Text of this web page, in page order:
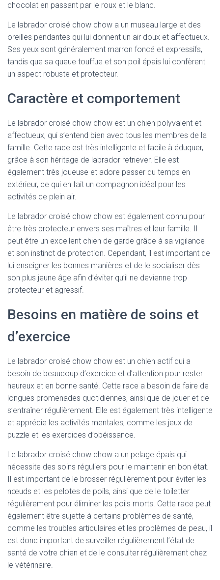
chocolat en passant par le roux et le blanc.
Le labrador croisé chow chow a un museau large et des
oreilles pendantes qui lui donnent un air doux et affectueux.
Ses yeux sont généralement marron foncé et expressifs,
tandis que sa queue touffue et son poil épais lui confèrent
un aspect robuste et protecteur.
Caractère et comportement
Le labrador croisé chow chow est un chien polyvalent et
affectueux, qui s’entend bien avec tous les membres de la
famille. Cette race est très intelligente et facile à éduquer,
grâce à son héritage de labrador retriever. Elle est
également très joueuse et adore passer du temps en
extérieur, ce qui en fait un compagnon idéal pour les
activités de plein air.
Le labrador croisé chow chow est également connu pour
être très protecteur envers ses maîtres et leur famille. Il
peut être un excellent chien de garde grâce à sa vigilance
et son instinct de protection. Cependant, il est important de
lui enseigner les bonnes manières et de le socialiser dès
son plus jeune âge afin d’éviter qu’il ne devienne trop
protecteur et agressif.
Besoins en matière de soins et
d’exercice
Le labrador croisé chow chow est un chien actif qui a
besoin de beaucoup d’exercice et d’attention pour rester
heureux et en bonne santé. Cette race a besoin de faire de
longues promenades quotidiennes, ainsi que de jouer et de
s’entraîner régulièrement. Elle est également très intelligente
et apprécie les activités mentales, comme les jeux de
puzzle et les exercices d’obéissance.
Le labrador croisé chow chow a un pelage épais qui
nécessite des soins réguliers pour le maintenir en bon état.
Il est important de le brosser régulièrement pour éviter les
nœuds et les pelotes de poils, ainsi que de le toiletter
régulièrement pour éliminer les poils morts. Cette race peut
également être sujette à certains problèmes de santé,
comme les troubles articulaires et les problèmes de peau, il
est donc important de surveiller régulièrement l’état de
santé de votre chien et de le consulter régulièrement chez
le vétérinaire.